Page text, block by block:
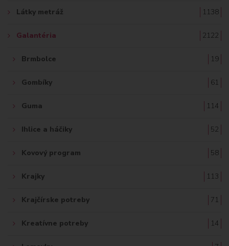
Látky metráž 1138
Galantéria 2122
Brmbolce 19
Gombíky 61
Guma 114
Ihlice a háčiky 52
Kovový program 58
Krajky 113
Krajčírske potreby 71
Kreatívne potreby 14